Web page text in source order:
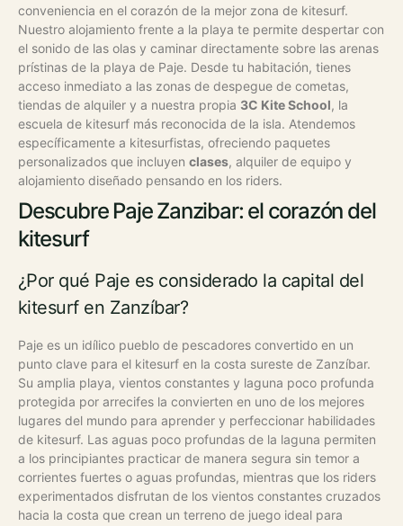
conveniencia en el corazón de la mejor zona de kitesurf.
Nuestro alojamiento frente a la playa te permite despertar con
el sonido de las olas y caminar directamente sobre las arenas
prístinas de la playa de Paje. Desde tu habitación, tienes
acceso inmediato a las zonas de despegue de cometas,
tiendas de alquiler y a nuestra propia 3C Kite School, la
escuela de kitesurf más reconocida de la isla. Atendemos
específicamente a kitesurfistas, ofreciendo paquetes
personalizados que incluyen clases, alquiler de equipo y
alojamiento diseñado pensando en los riders.
Descubre Paje Zanzibar: el corazón del
kitesurf
¿Por qué Paje es considerado la capital del
kitesurf en Zanzíbar?
Paje es un idílico pueblo de pescadores convertido en un
punto clave para el kitesurf en la costa sureste de Zanzíbar.
Su amplia playa, vientos constantes y laguna poco profunda
protegida por arrecifes la convierten en uno de los mejores
lugares del mundo para aprender y perfeccionar habilidades
de kitesurf. Las aguas poco profundas de la laguna permiten
a los principiantes practicar de manera segura sin temor a
corrientes fuertes o aguas profundas, mientras que los riders
experimentados disfrutan de los vientos constantes cruzados
hacia la costa que crean un terreno de juego ideal para